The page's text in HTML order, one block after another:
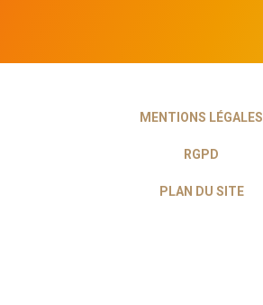
MENTIONS LÉGALES
RGPD
PLAN DU SITE